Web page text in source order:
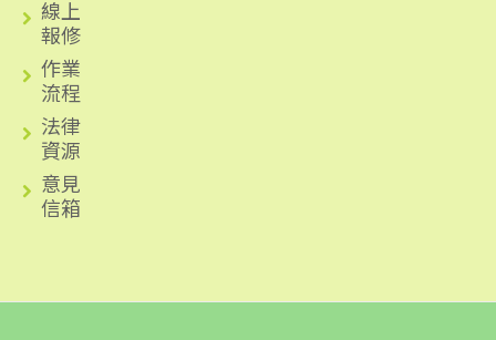
線上
報修
作業
流程
法律
資源
意見
信箱